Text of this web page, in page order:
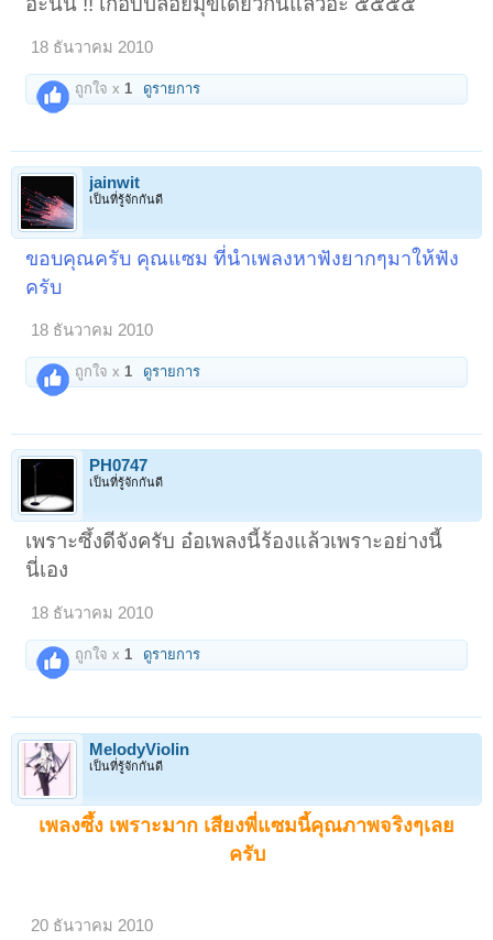
18 ธันวาคม 2010
ถูกใจ x 1 ดูรายการ
jainwit
เป็นที่รู้จักกันดี
ขอบคุณครับ คุณแซม ที่นำเพลงหาฟังยากๆมาให้ฟัง
ครับ
18 ธันวาคม 2010
ถูกใจ x 1 ดูรายการ
PH0747
เป็นที่รู้จักกันดี
เพราะซึ้งดีจังครับ อ๋อเพลงนี้ร้องแล้วเพราะอย่างนี้
นี่เอง
18 ธันวาคม 2010
ถูกใจ x1 ดูรายการ
MelodyViolin
เป็นที่รู้จักกันดี
เพลงซึ้ง เพราะมาก เสียงพี่แซมนี้คุณภาพจริงๆเลย
ครับ
20 ธันวาคม 2010